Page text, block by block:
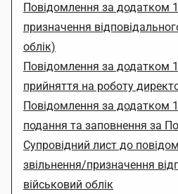
Повідомлення за додатком
призначення
облік)
Повідомлення за додатком
прийняття на роботу
Повідомлення за додатком
подання та заповнення за
Супровідний лист до
звільнення/призначення
військовий облік